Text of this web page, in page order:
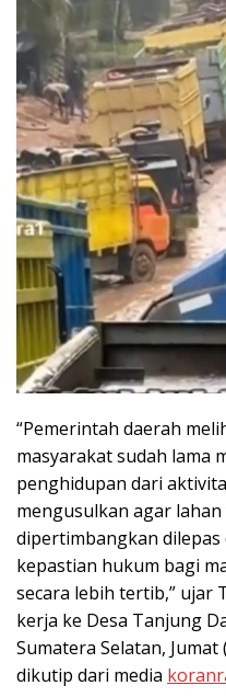
“Pemerintah daerah
masyarakat sudah lama
penghidupan dari
mengusulkan agar
dipertimbangkan dilepas
kepastian hukum bagi
secara lebih tertib,” ujar
kerja ke Desa Tanjung
Sumatera Selatan,
dikutip dari media